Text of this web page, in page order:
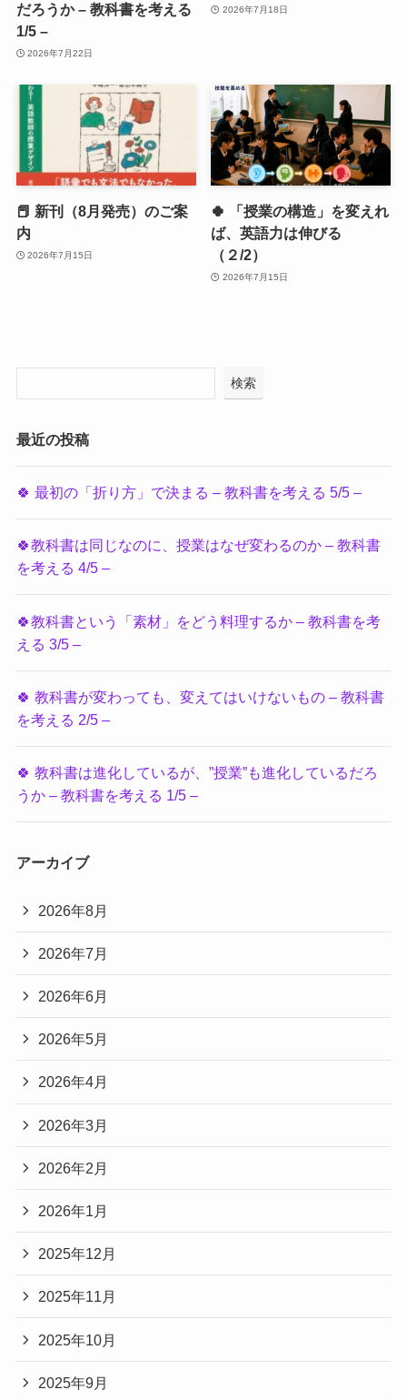
だろうか – 教科書を考える
1/5 –
2026年7月22日
2026年7月18日
📕 新刊（8月発売）のご案
内
2026年7月15日
🍀 「授業の構造」を変えれ
ば、英語力は伸びる
（２/2）
2026年7月15日
検索
最近の投稿
🍀 最初の「折り方」で決まる – 教科書を考える 5/5 –
🍀教科書は同じなのに、授業はなぜ変わるのか – 教科書
を考える 4/5 –
🍀教科書という「素材」をどう料理するか – 教科書を考
える 3/5 –
🍀 教科書が変わっても、変えてはいけないもの – 教科書
を考える 2/5 –
🍀 教科書は進化しているが、”授業”も進化しているだろ
うか – 教科書を考える 1/5 –
アーカイブ
2026年8月
2026年7月
2026年6月
2026年5月
2026年4月
2026年3月
2026年2月
2026年1月
2025年12月
2025年11月
2025年10月
2025年9月